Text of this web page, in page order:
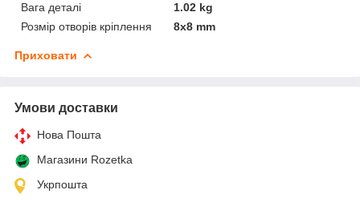
Вага деталі
1.02 kg
Розмір отворів кріплення
8х8 mm
Приховати
Умови доставки
Нова Пошта
Магазини Rozetka
Укрпошта